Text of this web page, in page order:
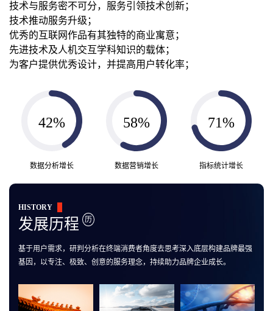
技术与服务密不可分，服务引领技术创新；
技术推动服务升级；
优秀的互联网作品有其独特的商业寓意；
先进技术及人机交互学科知识的载体；
为客户提供优秀设计，并提高用户转化率；
42%
数据分析增长
58%
数据营销增长
71%
指标统计增长
HISTORY
发展历程 历
基于用户需求，研判分析在终端消费者角度去思考深入底层构建品牌最强
基因，以专注、极致、创意的服务理念，持续助力品牌企业成长。